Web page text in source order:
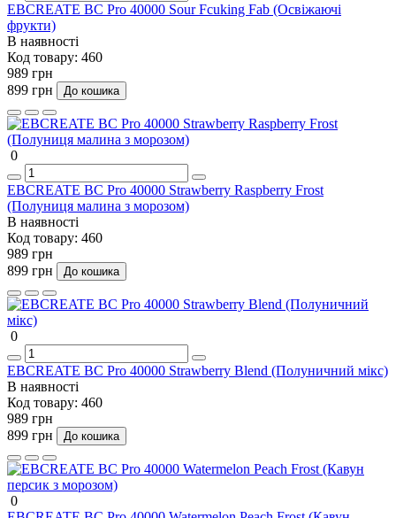
EBCREATE BC Pro 40000 Sour Fcuking Fab (Освіжаючі
фрукти)
В наявності
Код товару: 460
989 грн
899 грн
До кошика
0
EBCREATE BC Pro 40000 Strawberry Raspberry Frost
(Полуниця малина з морозом)
В наявності
Код товару: 460
989 грн
899 грн
До кошика
0
EBCREATE BC Pro 40000 Strawberry Blend (Полуничний мікс)
В наявності
Код товару: 460
989 грн
899 грн
До кошика
0